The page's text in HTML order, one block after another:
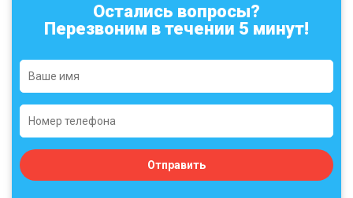
Остались вопросы?
Перезвоним в течении 5 минут!
Отправить